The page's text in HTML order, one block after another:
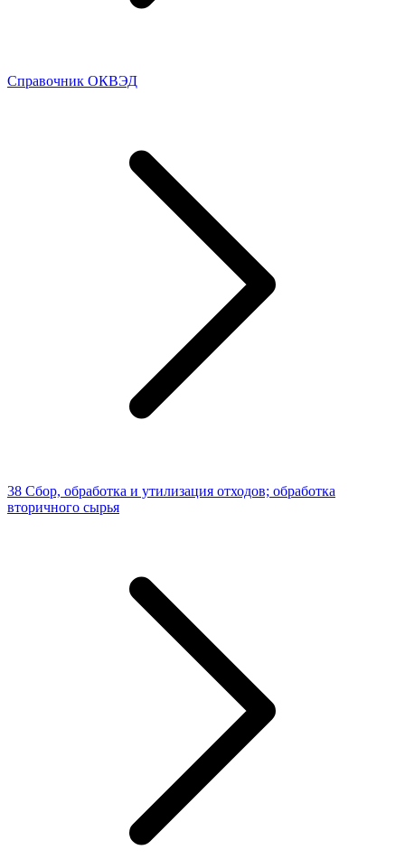
Справочник ОКВЭД
38 Сбор, обработка и утилизация отходов; обработка
вторичного сырья